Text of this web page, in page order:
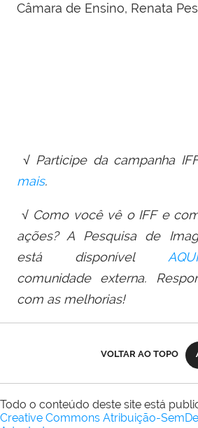
Câmara de Ensino, Renata
√ Participe da campanha
mais.
√ Como você vê o IFF e
ações? A Pesquisa de
está disponível AQUI
comunidade externa.
com as melhorias!
VOLTAR AO TOPO
Todo o conteúdo deste site está
Creative Commons Atribuição-